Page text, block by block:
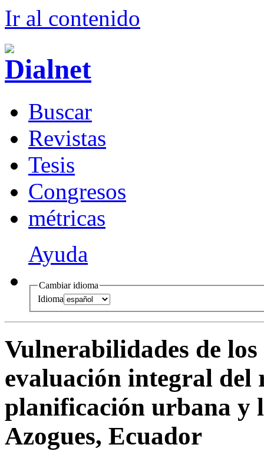
Ir al contenido
Buscar
Revistas
Tesis
Congresos
métricas
Ayuda
Cambiar idioma
Idioma
Vulnerabilidades de los
evaluación integral del
planificación urbana y
Azogues, Ecuador